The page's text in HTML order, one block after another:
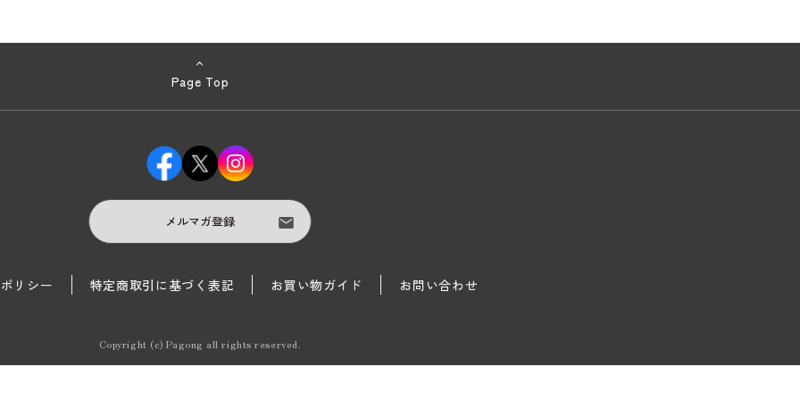
Page Top
メルマガ登録
リシー 特定商取引に基づく表記 お買い物ガイド お問い合わせ
Copyright (c) Pagong all rights reserved.